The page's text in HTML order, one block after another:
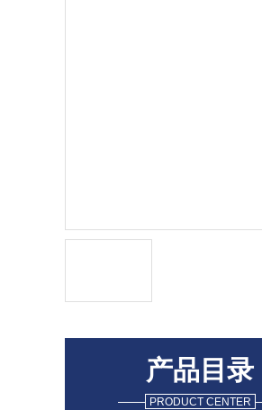
产品目录
PRODUCT CENTER